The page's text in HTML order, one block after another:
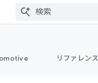
リファレンス